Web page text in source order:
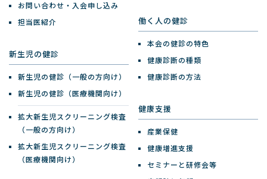
お問い合わせ・入会申し込み
担当医紹介
新生児の健診
新生児の健診（一般の方向け）
新生児の健診（医療機関向け）
拡大新生児スクリーニング検査
（一般の方向け）
拡大新生児スクリーニング検査
（医療機関向け）
働く人の健診
本会の健診の特色
健康診断の種類
健康診断の方法
健康支援
産業保健
健康増進支援
セミナーと研修会等